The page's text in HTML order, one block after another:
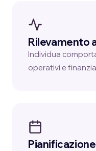
Rilevamento
Individua
operativi e